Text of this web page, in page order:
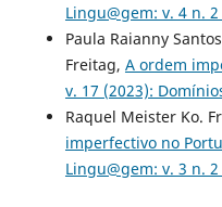
Lidiane de Carvalho
(2025)
FALARES
OCASIONADO PELO
ALUNO BRASIGUAIO.
15(43), 1.
10.61389/
Lingu@gem: v. 4 n.
Paula Raianny
Freitag, A ordem
v. 17 (2023):
Raquel Meister Ko.
imperfectivo no
Lingu@gem: v. 3 n.